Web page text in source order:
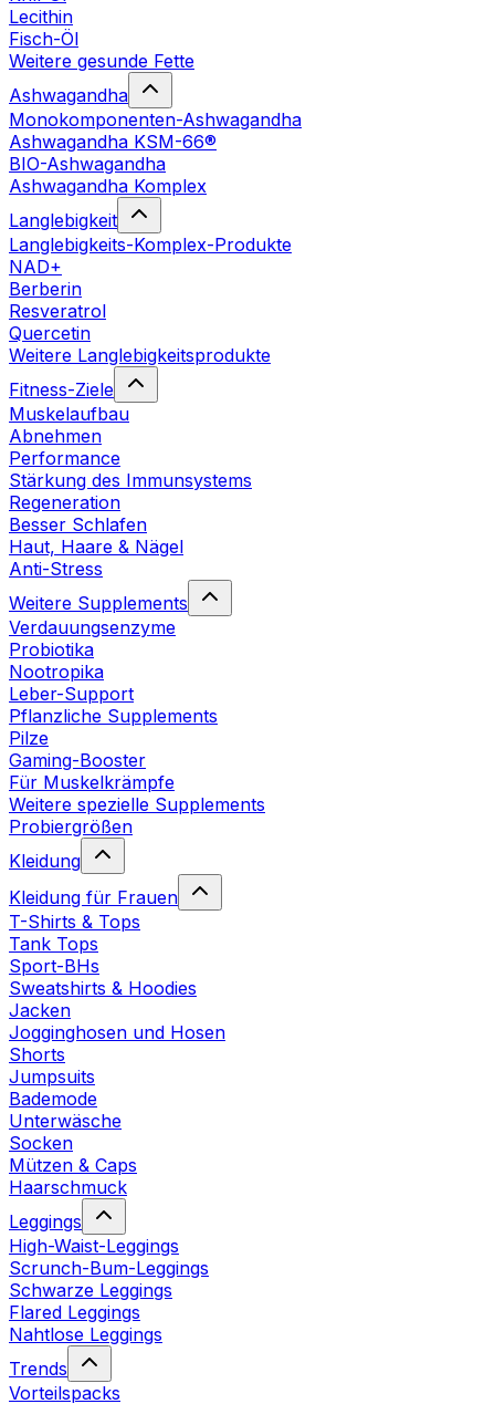
Lecithin
Fisch-Öl
Weitere gesunde Fette
Ashwagandha
Monokomponenten-Ashwagandha
Ashwagandha KSM-66®
BIO-Ashwagandha
Ashwagandha Komplex
Langlebigkeit
Langlebigkeits-Komplex-Produkte
NAD+
Berberin
Resveratrol
Quercetin
Weitere Langlebigkeitsprodukte
Fitness-Ziele
Muskelaufbau
Abnehmen
Performance
Stärkung des Immunsystems
Regeneration
Besser Schlafen
Haut, Haare & Nägel
Anti-Stress
Weitere Supplements
Verdauungsenzyme
Probiotika
Nootropika
Leber-Support
Pflanzliche Supplements
Pilze
Gaming-Booster
Für Muskelkrämpfe
Weitere spezielle Supplements
Probiergrößen
Kleidung
Kleidung für Frauen
T-Shirts & Tops
Tank Tops
Sport-BHs
Sweatshirts & Hoodies
Jacken
Jogginghosen und Hosen
Shorts
Jumpsuits
Bademode
Unterwäsche
Socken
Mützen & Caps
Haarschmuck
Leggings
High-Waist-Leggings
Scrunch-Bum-Leggings
Schwarze Leggings
Flared Leggings
Nahtlose Leggings
Trends
Vorteilspacks